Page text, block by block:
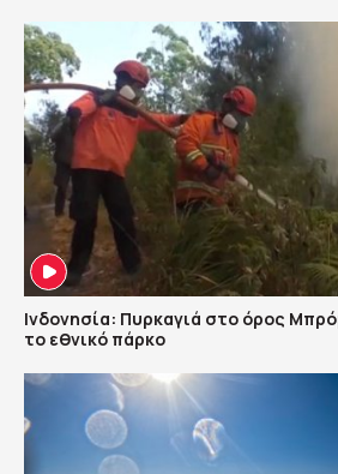
Ινδονησία: Πυρκαγιά στο όρος
το εθνικό πάρκο